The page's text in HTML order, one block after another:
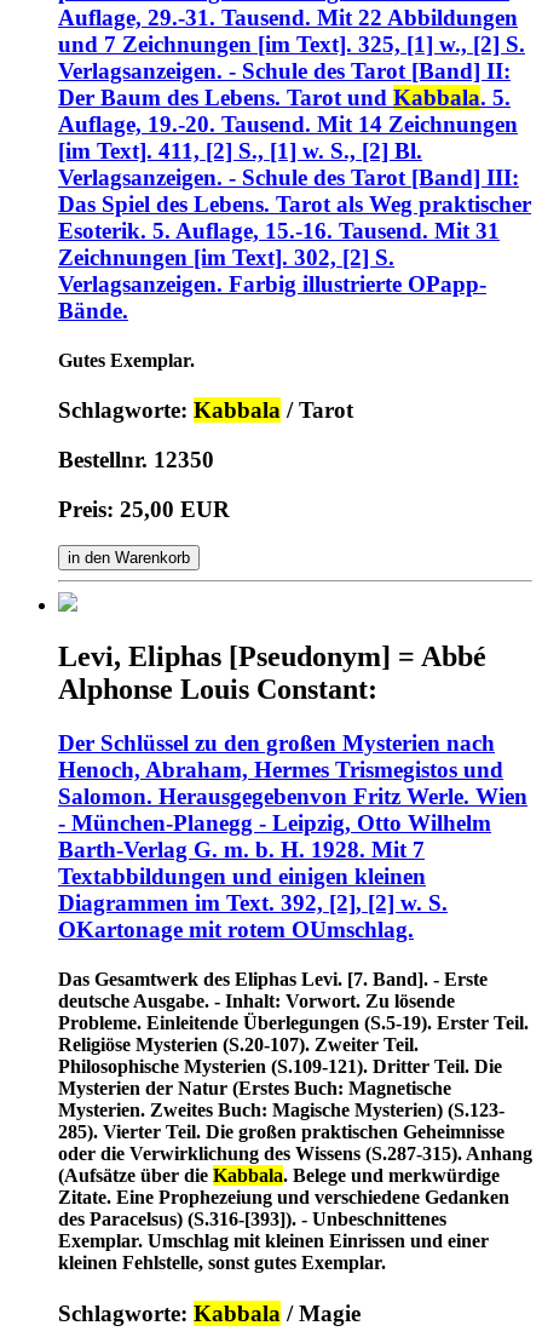
Auflage, 29.-31. Tausend. Mit 22 Abbildungen
und 7 Zeichnungen [im Text]. 325, [1] w., [2] S.
Verlagsanzeigen. - Schule des Tarot [Band] II:
Der Baum des Lebens. Tarot und Kabbala. 5.
Auflage, 19.-20. Tausend. Mit 14 Zeichnungen
[im Text]. 411, [2] S., [1] w. S., [2] Bl.
Verlagsanzeigen. - Schule des Tarot [Band] III:
Das Spiel des Lebens. Tarot als Weg praktischer
Esoterik. 5. Auflage, 15.-16. Tausend. Mit 31
Zeichnungen [im Text]. 302, [2] S.
Verlagsanzeigen. Farbig illustrierte OPapp-
Bände.
Gutes Exemplar.
Schlagworte: Kabbala / Tarot
Bestellnr. 12350
Preis: 25,00 EUR
in den Warenkorb
Levi, Eliphas [Pseudonym] = Abbé
Alphonse Louis Constant:
Der Schlüssel zu den großen Mysterien nach
Henoch, Abraham, Hermes Trismegistos und
Salomon. Herausgegebenvon Fritz Werle. Wien
- München-Planegg - Leipzig, Otto Wilhelm
Barth-Verlag G. m. b. H. 1928. Mit 7
Textabbildungen und einigen kleinen
Diagrammen im Text. 392, [2], [2] w. S.
OKartonage mit rotem OUmschlag.
Das Gesamtwerk des Eliphas Levi. [7. Band]. - Erste
deutsche Ausgabe. - Inhalt: Vorwort. Zu lösende
Probleme. Einleitende Überlegungen (S.5-19). Erster Teil.
Religiöse Mysterien (S.20-107). Zweiter Teil.
Philosophische Mysterien (S.109-121). Dritter Teil. Die
Mysterien der Natur (Erstes Buch: Magnetische
Mysterien. Zweites Buch: Magische Mysterien) (S.123-
285). Vierter Teil. Die großen praktischen Geheimnisse
oder die Verwirklichung des Wissens (S.287-315). Anhang
(Aufsätze über die Kabbala. Belege und merkwürdige
Zitate. Eine Prophezeiung und verschiedene Gedanken
des Paracelsus) (S.316-[393]). - Unbeschnittenes
Exemplar. Umschlag mit kleinen Einrissen und einer
kleinen Fehlstelle, sonst gutes Exemplar.
Schlagworte: Kabbala / Magie